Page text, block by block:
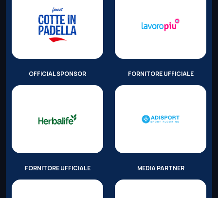
OFFICIAL SPONSOR FORNITORE UFFICIALE
FORNITORE UFFICIALE MEDIA PARTNER